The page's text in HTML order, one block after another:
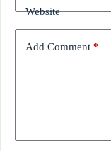
Website
Add Comment *